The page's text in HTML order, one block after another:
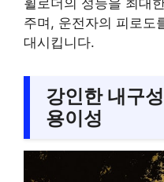
주며, 운전자의 피로도
대시킵니다.
강인한 내구
용이성